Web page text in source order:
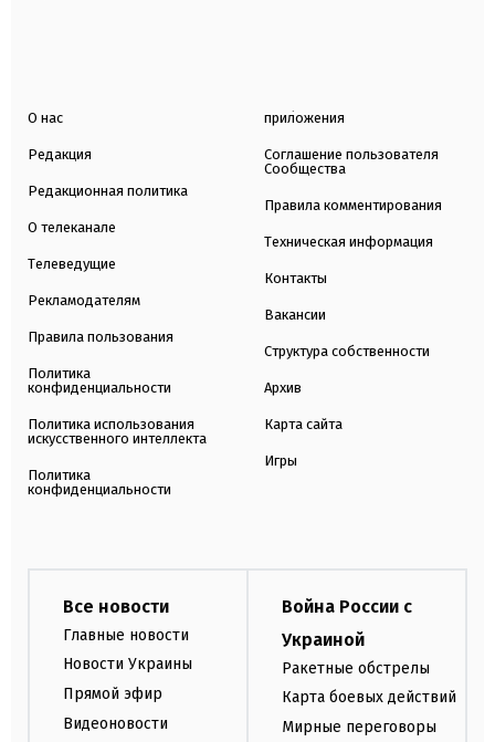
О нас
Редакция
Редакционная политика
О телеканале
Телеведущие
Рекламодателям
Правила пользования
Политика
конфиденциальности
Политика использования
искусственного интеллекта
Политика
конфиденциальности
приложения
Соглашение пользователя
Сообщества
Правила комментирования
Техническая информация
Контакты
Вакансии
Структура собственности
Архив
Карта сайта
Игры
Все новости
Главные новости
Новости Украины
Прямой эфир
Видеоновости
Война России с
Украиной
Ракетные обстрелы
Карта боевых действий
Мирные переговоры